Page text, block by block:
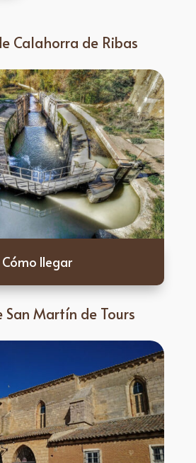
Calahorra de Ribas
Cómo llegar
San Martín de Tours